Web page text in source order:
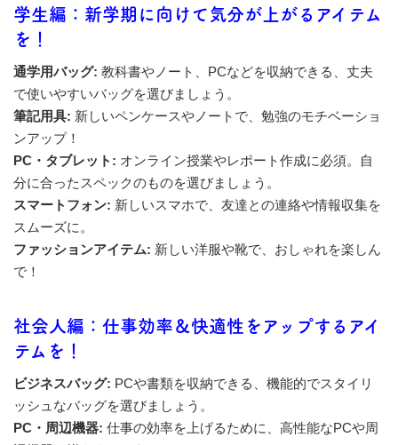
学生編：新学期に向けて気分が上がるアイテム
を！
通学用バッグ: 教科書やノート、PCなどを収納できる、丈夫
で使いやすいバッグを選びましょう。
筆記用具: 新しいペンケースやノートで、勉強のモチベーショ
ンアップ！
PC・タブレット: オンライン授業やレポート作成に必須。自
分に合ったスペックのものを選びましょう。
スマートフォン: 新しいスマホで、友達との連絡や情報収集を
スムーズに。
ファッションアイテム: 新しい洋服や靴で、おしゃれを楽しん
で！
社会人編：仕事効率＆快適性をアップするアイ
テムを！
ビジネスバッグ: PCや書類を収納できる、機能的でスタイリ
ッシュなバッグを選びましょう。
PC・周辺機器: 仕事の効率を上げるために、高性能なPCや周